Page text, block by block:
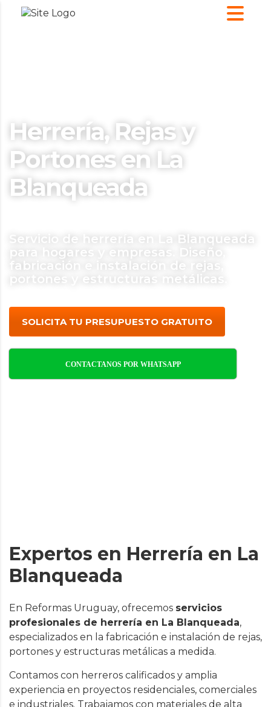
Herrería, Rejas y
Portones en La
Blanqueada
Servicio de herrería en La Blanqueada
para hogares y empresas. Diseño,
fabricación e instalación de rejas,
portones y estructuras metálicas.
SOLICITA TU PRESUPUESTO GRATUITO
CONTACTANOS POR WHATSAPP
Expertos en Herrería en La
Blanqueada
En Reformas Uruguay, ofrecemos servicios
profesionales de herrería en La Blanqueada,
especializados en la fabricación e instalación de rejas,
portones y estructuras metálicas a medida.
Contamos con herreros calificados y amplia
experiencia en proyectos residenciales, comerciales
e industriales. Trabajamos con materiales de alta